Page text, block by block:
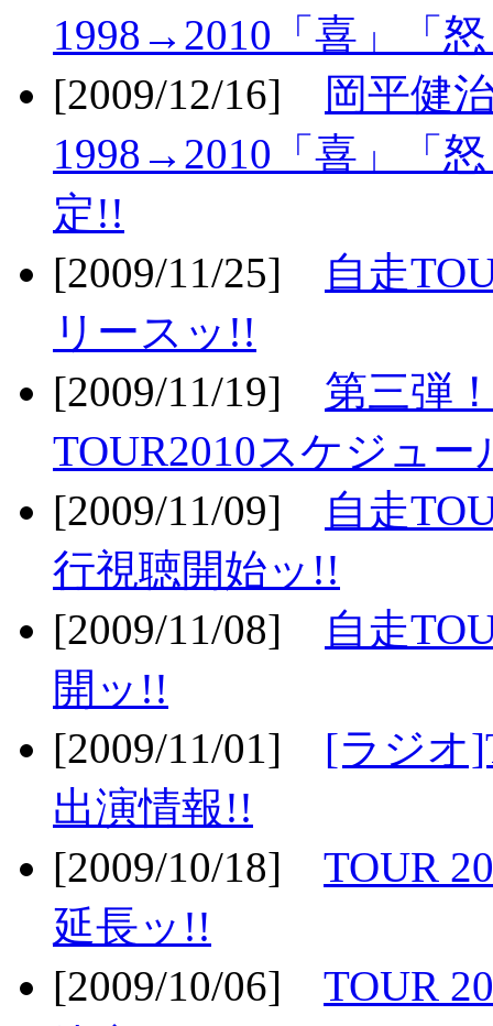
1998→2010「喜」「
[2009/12/16]
岡平健
1998→2010「喜」「
定!!
[2009/11/25]
自走
リースッ!!
[2009/11/19] 第三弾
TOUR2010スケジュー
[2009/11/09]
自走
行視聴開始ッ!!
[2009/11/08]
自走
開ッ!!
[2009/11/01] [ラジオ
出演情報!!
[2009/10/18] TOUR
延長ッ!!
[2009/10/06] TOUR